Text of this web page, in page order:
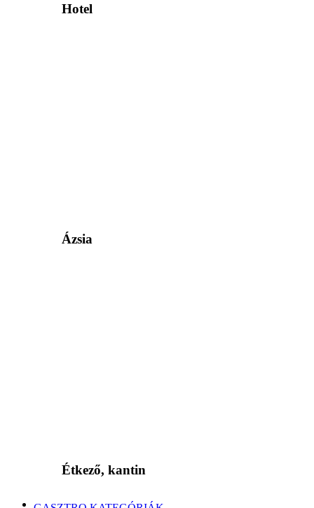
Hotel
Ázsia
Étkező, kantin